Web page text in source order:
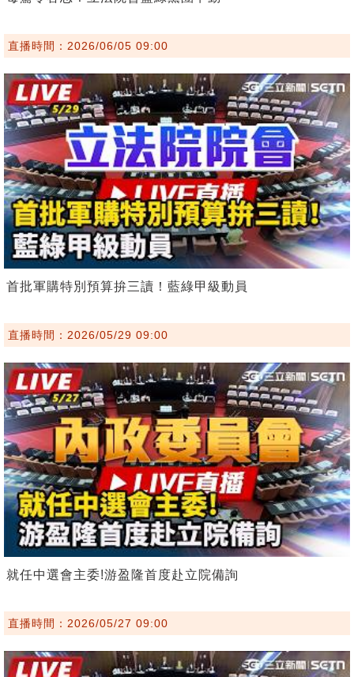
直播時間：2026/06/05 09:00
首批軍購特別預算拚三讀！藍綠甲級動員
直播時間：2026/05/29 09:00
就任中選會主委!游盈隆首度赴立院備詢
直播時間：2026/05/27 09:00